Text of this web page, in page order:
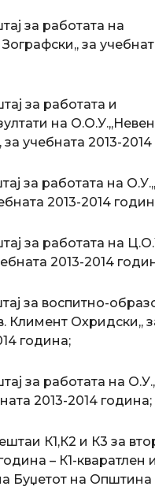
за работата на
за
за работата и
на
учебната 2013-
за работата на
2013-2014
за работата на
2013-2014
за воспитно-
Климент Охридски,,
година;
за работата на
2013-2014 година;
К1,К2 и К3 за
– К1-кваратлен
Буџетот на Општина